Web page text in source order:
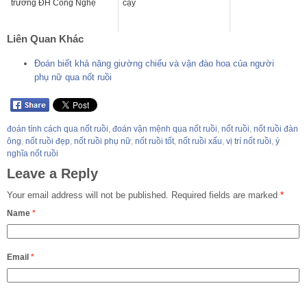
trường ĐH Công Nghệ
cậy
Liên Quan Khác
Đoán biết khả năng giường chiếu và vận đào hoa của người
phụ nữ qua nốt ruồi
đoán tính cách qua nốt ruồi, đoán vận mệnh qua nốt ruồi, nốt ruồi, nốt ruồi đàn
ông, nốt ruồi đẹp, nốt ruồi phụ nữ, nốt ruồi tốt, nốt ruồi xấu, vị trí nốt ruồi, ý
nghĩa nốt ruồi
Leave a Reply
Your email address will not be published. Required fields are marked *
Name *
Email *